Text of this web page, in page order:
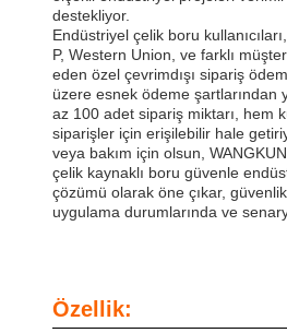
destekliyor.
Endüstriyel çelik boru
P, Western Union, ve farklı
eden özel çevrimdışı sipariş
üzere esnek ödeme şartlarından
az 100 adet sipariş miktarı, hem
siparişler için erişilebilir hale
veya bakım için olsun,
çelik kaynaklı boru güvenle
çözümü olarak öne çıkar,
uygulama durumlarında ve
Özellik: